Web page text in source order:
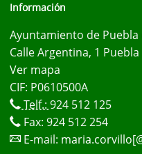
Información
Ayuntamiento de
Calle Argentina, 1
Ver mapa
CIF: P0610500A
Telf.:924 512 125
Fax: 924 512 254
E-mail: